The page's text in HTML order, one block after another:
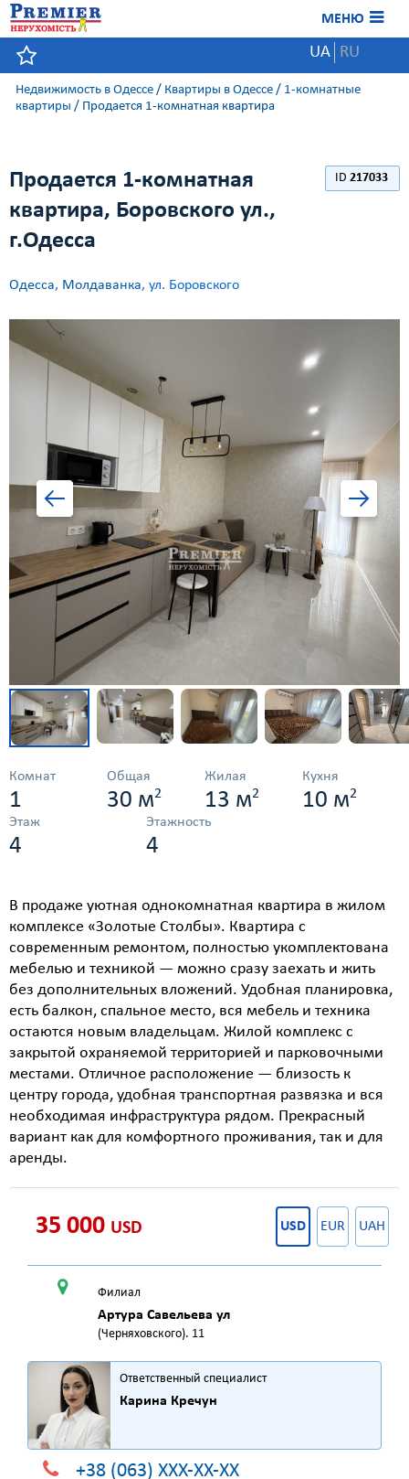
МЕНЮ
UA RU
Недвижимость в Одессе / Квартиры в Одессе / 1-комнатные
квартиры / Продается 1-комнатная квартира
Продается 1-комнатная
квартира, Боровского ул.,
г.Одесса
Одесса, Молдаванка, ул. Боровского
ID 217033
Комнат
1
Общая
30 м2
Жилая
13 м2
Кухня
10 м2
Этаж
4
Этажность
4
В продаже уютная однокомнатная квартира в жилом
комплексе «Золотые Столбы». Квартира с
современным ремонтом, полностью укомплектована
мебелью и техникой — можно сразу заехать и жить
без дополнительных вложений. Удобная планировка,
есть балкон, спальное место, вся мебель и техника
остаются новым владельцам. Жилой комплекс с
закрытой охраняемой территорией и парковочными
местами. Отличное расположение — близость к
центру города, удобная транспортная развязка и вся
необходимая инфраструктура рядом. Прекрасный
вариант как для комфортного проживания, так и для
аренды.
35 000 USD USD EUR UAH
Филиал
Артура Савельева ул
(Черняховского). 11
Ответственный специалист
Карина Кречун
+38 (063) XXX-XX-XX